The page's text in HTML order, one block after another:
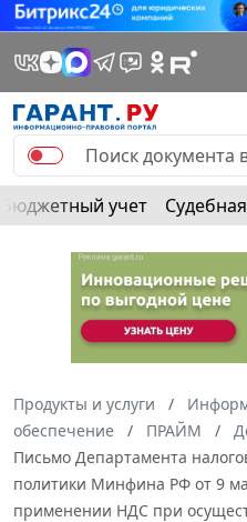
Бюджетный учет
Продукты и услуги
обеспечение
ПРАЙМ
Письмо Департамента
политики Минфина РФ от 9
применении НДС при